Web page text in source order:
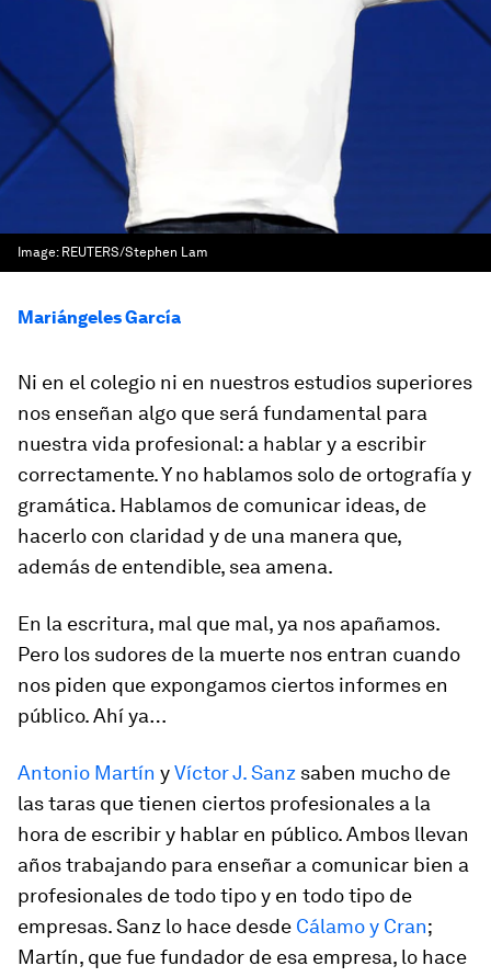
Image: REUTERS/Stephen Lam
Mariángeles García
Ni en el colegio ni en nuestros estudios superiores
nos enseñan algo que será fundamental para
nuestra vida profesional: a hablar y a escribir
correctamente. Y no hablamos solo de ortografía y
gramática. Hablamos de comunicar ideas, de
hacerlo con claridad y de una manera que,
además de entendible, sea amena.
En la escritura, mal que mal, ya nos apañamos.
Pero los sudores de la muerte nos entran cuando
nos piden que expongamos ciertos informes en
público. Ahí ya…
Antonio Martín yVíctor J. Sanz saben mucho de
las taras que tienen ciertos profesionales a la
hora de escribir y hablar en público. Ambos llevan
años trabajando para enseñar a comunicar bien a
profesionales de todo tipo y en todo tipo de
empresas. Sanz lo hace desde Cálamo y Cran;
Martín, que fue fundador de esa empresa, lo hace